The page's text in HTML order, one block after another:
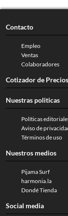
Contacto
Empleo
Ventas
Colaboradores
Cotizador de
Nuestras politicas
Políticas
Aviso de
Términos de uso
Nuestros medios
Pijama Surf
harmonia.la
Dondé Tienda
Social media